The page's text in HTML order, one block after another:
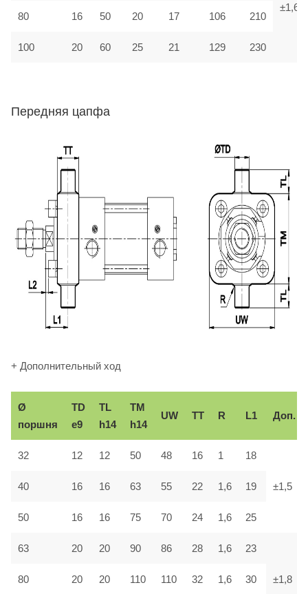
±1,6
80 16 50 20 17 106 210
100 20 60 25 21 129 230
Передняя цапфа
+ Дополнительный ход
Ø
поршня
TD
e9
TL
h14
TM
h14
UW TT R L1 Доп.
32 12 12 50 48 16 1 18
±1,5
40 16 16 63 55 22 1,6 19
50 16 16 75 70 24 1,6 25
63 20 20 90 86 28 1,6 23
±1,8
80 20 20 110 110 32 1,6 30